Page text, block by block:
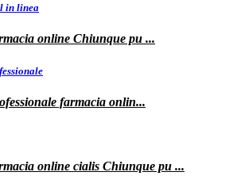
in linea
online Chiunque pu ...
farmacia onlin...
online cialis Chiunque pu ...